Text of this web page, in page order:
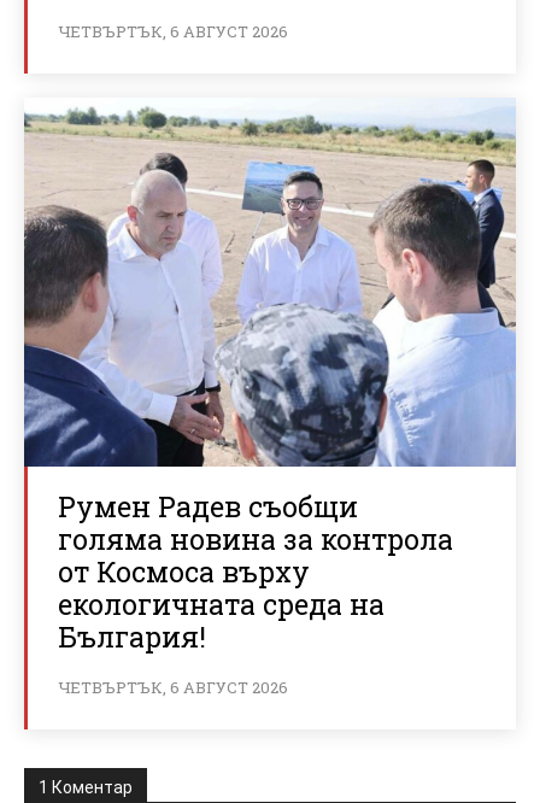
ЧЕТВЪРТЪК, 6 АВГУСТ 2026
Румен Радев съобщи
голяма новина за контрола
от Космоса върху
екологичната среда на
България!
ЧЕТВЪРТЪК, 6 АВГУСТ 2026
1 Коментар